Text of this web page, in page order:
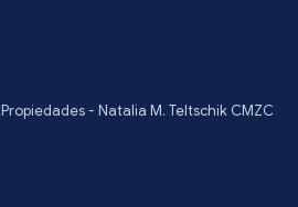
- Natalia M. Teltschik CMZC